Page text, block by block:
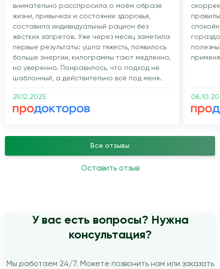
внимательно расспросила о моём образе
жизни, привычках и состоянии здоровья,
составила индивидуальный рацион без
жёстких запретов. Уже через месяц заметила
первые результаты: ушла тяжесть, появилось
больше энергии, килограммы тают медленно,
но уверенно. Понравилось, что подход не
шаблонный, а действительно всё под меня.
29.12.2025
Оставить отзыв
Все отзывы
У вас есть вопросы? Нужна
консультация?
Мы работаем 24/7. Можете позвонить нам или заказать